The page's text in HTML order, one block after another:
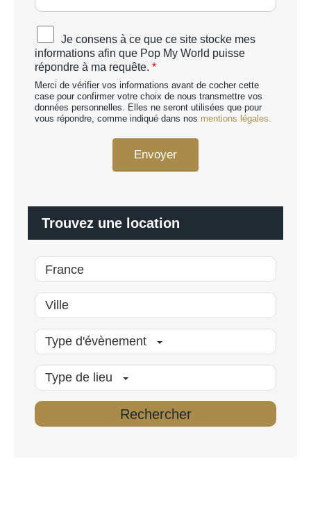
T
C
H
A
p
e
r
s
o
s
A
c
c
o
r
d
R
Je consens à ce que ce site stocke mes
informations afin que Pop My World puisse
répondre à ma requête. *
Merci de vérifier vos informations avant de cocher cette
case pour confirmer votre choix de nous transmettre vos
données personnelles. Elles ne seront utilisées que pour
vous répondre, comme indiqué dans nos mentions légales.
Envoyer
Trouvez une location
Type d'évènement
Type de lieu